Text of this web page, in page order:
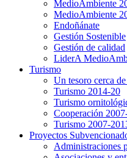
MedioAmbiente
MedioAmbiente
Endoñánate
Gestión Sostenible
Gestión de calidad
LiderA
Turismo
Un tesoro cerca
Turismo 2014-20
Turismo
Cooperación
Turismo 2007-
Proyectos
Administraciones